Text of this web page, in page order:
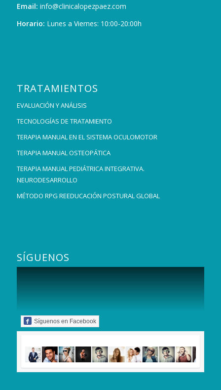
Email: info@clinicalopezpaez.com
Horario: Lunes a Viernes: 10:00-20:00h
TRATAMIENTOS
EVALUACIÓN Y ANÁLISIS
TECNOLOGÍAS DE TRATAMIENTO
TERAPIA MANUAL EN EL SISTEMA OCULOMOTOR
TERAPIA MANUAL OSTEOPÁTICA
TERAPIA MANUAL PEDIÁTRICA INTEGRATIVA.
NEURODESARROLLO
MÉTODO RPG REEDUCACIÓN POSTURAL GLOBAL
SÍGUENOS
Síguenos en Facebook